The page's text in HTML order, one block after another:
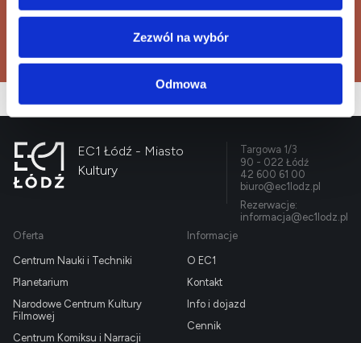
Zezwól na wybór
Odmowa
Kup bilet
EC1 Łódź - Miasto
Kultury
Targowa 1/3
90 - 022 Łódź
42 600 61 00
biuro@ec1lodz.pl
Rezerwacje:
informacja@ec1lodz.pl
Oferta
Centrum Nauki i Techniki
Planetarium
Narodowe Centrum Kultury
Filmowej
Centrum Komiksu i Narracji
Informacje
O EC1
Kontakt
Info i dojazd
Cennik